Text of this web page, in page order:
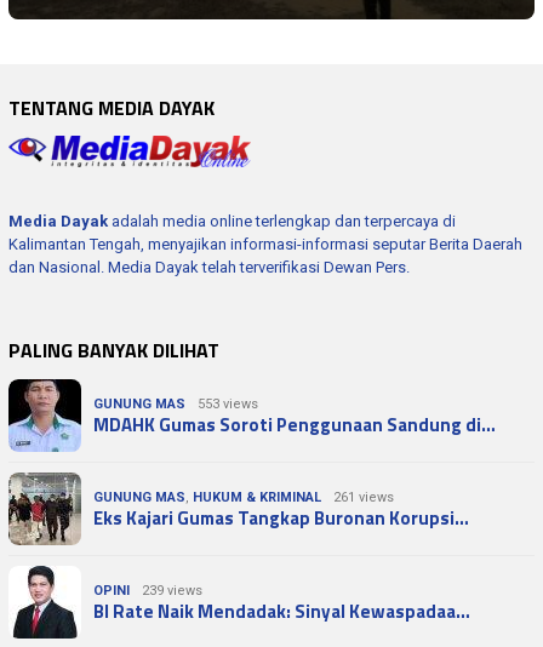
TENTANG MEDIA DAYAK
Media Dayak adalah media online terlengkap dan terpercaya di
Kalimantan Tengah, menyajikan informasi-informasi seputar Berita Daerah
dan Nasional. Media Dayak telah terverifikasi Dewan Pers.
PALING BANYAK DILIHAT
GUNUNG MAS 553 views
MDAHK Gumas Soroti Penggunaan Sandung di…
GUNUNG MAS, HUKUM & KRIMINAL 261 views
Eks Kajari Gumas Tangkap Buronan Korupsi…
OPINI 239 views
BI Rate Naik Mendadak: Sinyal Kewaspadaa…